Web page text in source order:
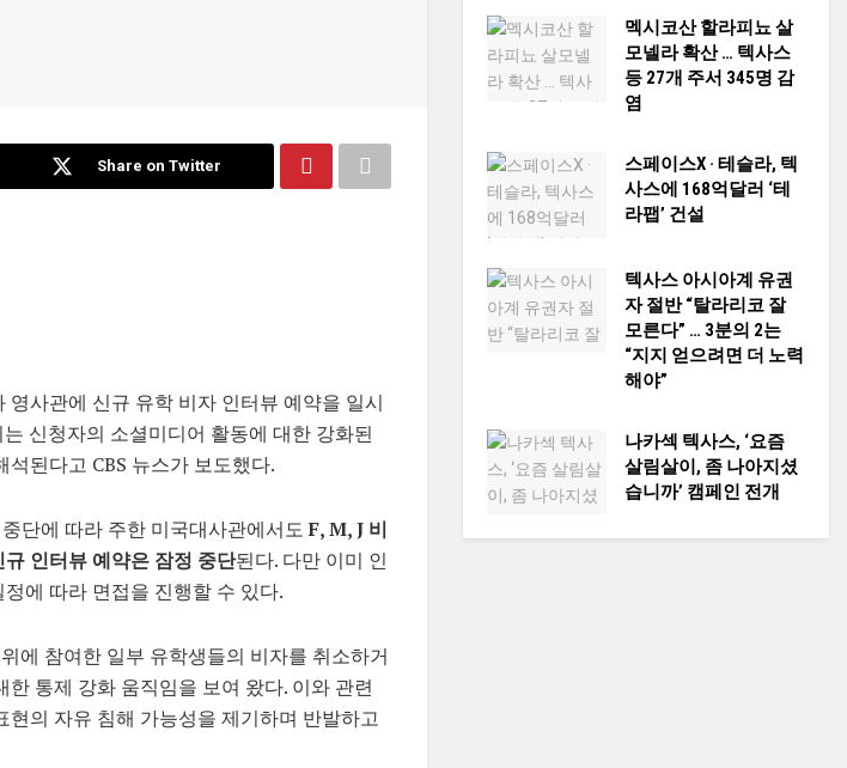
Share on Twitter
사관에 신규 유학 비자 인터뷰 예약을 일시
신청자의 소셜미디어 활동에 대한 강화된
된다고 CBS 뉴스가 보도했다.
단에 따라 주한 미국대사관에서도 F, M, J 비
인터뷰 예약은 잠정 중단된다. 다만 이미 인
에 따라 면접을 진행할 수 있다.
에 참여한 일부 유학생들의 비자를 취소하거
통제 강화 움직임을 보여 왔다. 이와 관련
의 자유 침해 가능성을 제기하며 반발하고
멕시코산 할라피뇨 살
모넬라 확산 … 텍사스
등 27개 주서 345명 감
염
스페이스X · 테슬라, 텍
사스에 168억달러 ‘테
라팹’ 건설
텍사스 아시아계 유권
자 절반 “탈라리코 잘
모른다” … 3분의 2는
“지지 얻으려면 더 노력
해야”
나카섹 텍사스, ‘요즘
살림살이, 좀 나아지셨
습니까’ 캠페인 전개